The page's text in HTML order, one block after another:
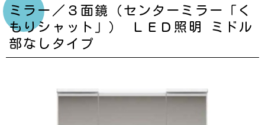
ミラー／３面鏡（センターミラー「く
もりシャット」） ＬＥＤ照明 ミドル
部なしタイプ